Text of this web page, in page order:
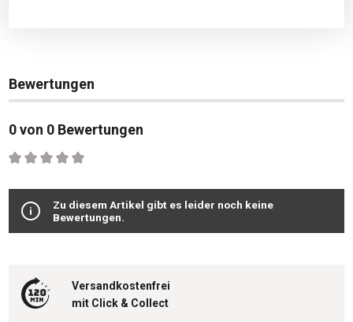
Bewertungen
0 von 0 Bewertungen
Durchschnittliche Bewertung von 0 von 5 Sternen
Zu diesem Artikel gibt es leider noch keine
Bewertungen.
Versandkostenfrei
mit Click & Collect